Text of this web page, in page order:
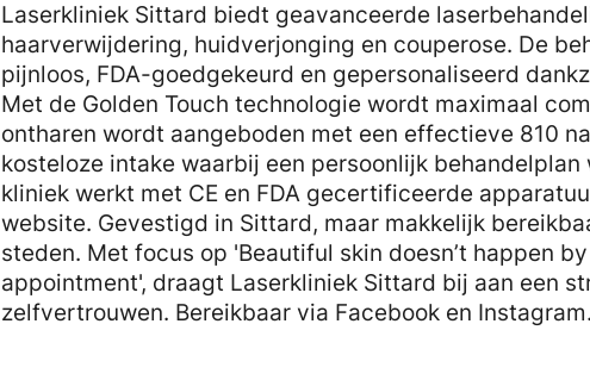
Laserkliniek Sittard biedt geavanceerde
haarverwijdering, huidverjonging en couperose. De
pijnloos, FDA-goedgekeurd en gepersonaliseerd
Met de Golden Touch technologie wordt maximaal
ontharen wordt aangeboden met een effectieve 810
kosteloze intake waarbij een persoonlijk
kliniek werkt met CE en FDA gecertificeerde
website. Gevestigd in Sittard, maar makkelijk
steden. Met focus op 'Beautiful skin doesn’t happen
appointment', draagt Laserkliniek Sittard bij aan een
zelfvertrouwen. Bereikbaar via Facebook en Instagram.